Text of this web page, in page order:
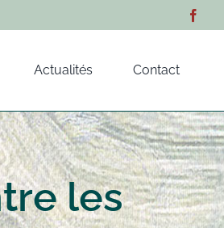
Actualités Contact
les